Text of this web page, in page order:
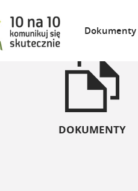
Dokumenty
DOKUMENTY